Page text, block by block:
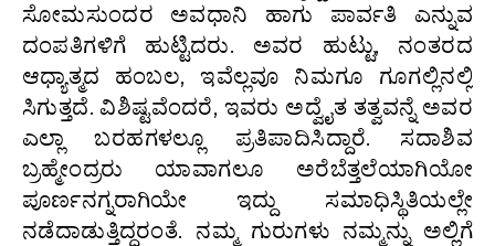
ಸೋಮಸುಂದರ ಅವಧಾನಿ ಹಾಗು ಪಾರ್ವತಿ ಎನ್ನುವ
ದಂಪತಿಗಳಿಗೆ ಹುಟ್ಟಿದರು. ಅವರ ಹುಟ್ಟು, ನಂತರದ
ಆಧ್ಯಾತ್ಮದ ಹಂಬಲ, ಇವೆಲ್ಲವೂ ನಿಮಗೂ ಗೂಗಲ್ಲಿನಲ್ಲಿ
ಸಿಗುತ್ತದೆ. ವಿಶಿಷ್ಟವೆಂದರೆ, ಇವರು ಅದ್ವೈತ ತತ್ವವನ್ನೆ ಅವರ
ಎಲ್ಲಾ ಬರಹಗಳಲ್ಲೂ ಪ್ರತಿಪಾದಿಸಿದ್ದಾರೆ. ಸದಾಶಿವ
ಬ್ರಹ್ಮೇಂದ್ರರು ಯಾವಾಗಲೂ ಅರೆಬೆತ್ತಲೆಯಾಗಿಯೋ
ಪೂರ್ಣನಗ್ನರಾಗಿಯೇ ಇದ್ದು ಸಮಾಧಿಸ್ಥಿತಿಯಲ್ಲೇ
ನಡೆದಾಡುತ್ತಿದ್ದರಂತೆ. ನಮ್ಮ ಗುರುಗಳು ನಮ್ಮನ್ನು ಅಲ್ಲಿಗೆ